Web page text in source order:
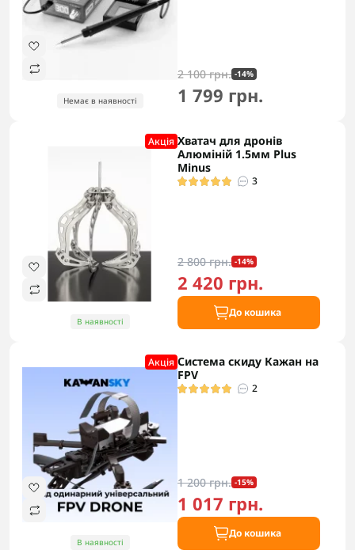
Немає в наявності
2 100 грн. -14%
1 799 грн.
Акцiя
В наявності
Хватач для дронів
Алюміній 1.5мм Plus
Minus
3
2 800 грн. -14%
2 420 грн.
До кошика
Акцiя
В наявності
Система скиду Кажан на
FPV
2
1 200 грн. -15%
1 017 грн.
До кошика